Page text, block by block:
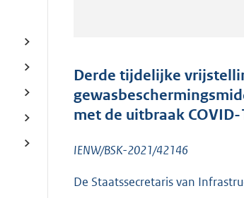
Derde tijdelijke
met de uitbraak
IENW/BSK-2021/42146
De Staatssecretaris van